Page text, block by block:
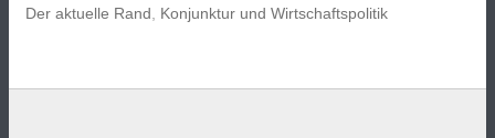
Der aktuelle Rand
Konjunktur und Wirtschaftspolitik